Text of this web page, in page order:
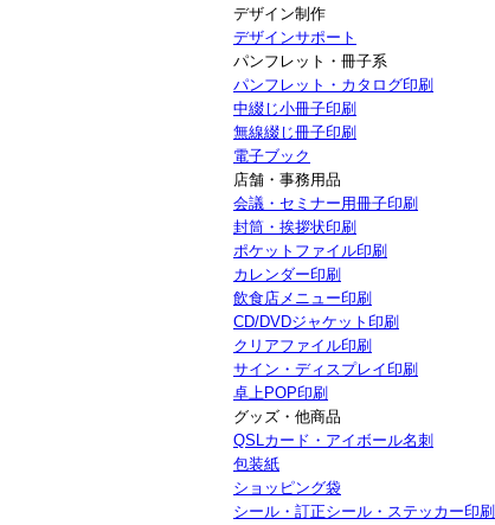
デザイン制作
デザインサポート
パンフレット・冊子系
パンフレット・カタログ印刷
中綴じ小冊子印刷
無線綴じ冊子印刷
電子ブック
店舗・事務用品
会議・セミナー用冊子印刷
封筒・挨拶状印刷
ポケットファイル印刷
カレンダー印刷
飲食店メニュー印刷
CD/DVDジャケット印刷
クリアファイル印刷
サイン・ディスプレイ印刷
卓上POP印刷
グッズ・他商品
QSLカード・アイボール名刺
包装紙
ショッピング袋
シール・訂正シール・ステッカー印刷